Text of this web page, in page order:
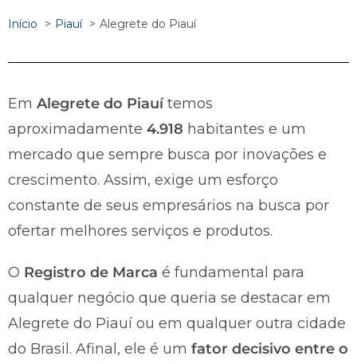
Início Piauí Alegrete do Piauí
Em Alegrete do Piauítemos
aproximadamente 4.918 habitantes e um
mercado que sempre busca por inovações e
crescimento. Assim, exige um esforço
constante de seus empresários na busca por
ofertar melhores serviços e produtos.
O Registro de Marca é fundamental para
qualquer negócio que queria se destacar em
Alegrete do Piauí ou em qualquer outra cidade
do Brasil. Afinal, ele é um fator decisivo entre o